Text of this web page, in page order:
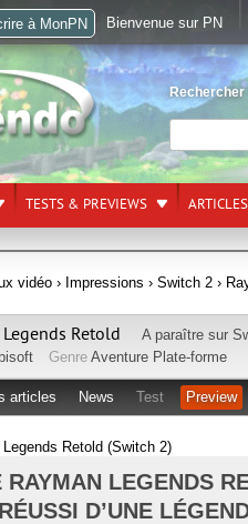
Rechercher
TESTS & PREVIEWS
vidéo › Impressions › Switch 2 ›
Legends Retold A paraître sur
Genre Aventure Plate-forme
articles News Test Preview
Retold (Switch 2)
RAYMAN LEGENDS
D’UNE
à MonPN Bienvenue sur PN